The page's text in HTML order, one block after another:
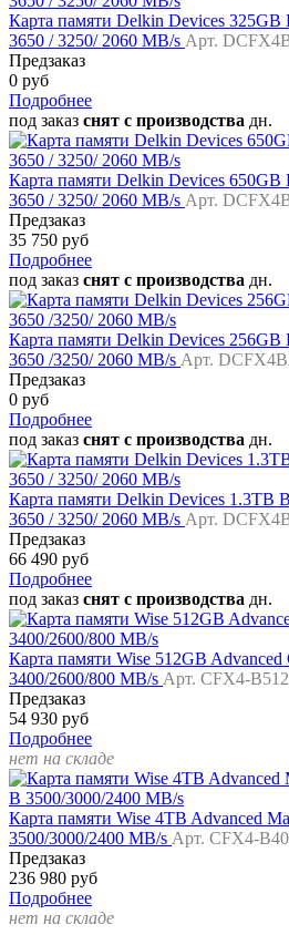
Карта памяти Delkin Devices
3650 / 3250/ 2060 MB/s Арт.
Предзаказ
0 руб
Подробнее
под заказ снят с производства дн.
Карта памяти Delkin Devices
3650 / 3250/ 2060 MB/s Арт.
Предзаказ
35 750 руб
Подробнее
под заказ снят с производства дн.
Карта памяти Delkin Devices
3650 /3250/ 2060 MB/s Арт.
Предзаказ
0 руб
Подробнее
под заказ снят с производства дн.
Карта памяти Delkin Devices 1.3TB
3650 / 3250/ 2060 MB/s Арт.
Предзаказ
66 490 руб
Подробнее
под заказ снят с производства дн.
Карта памяти Wise 512GB Advanced
3400/2600/800 MB/s Арт. CFX4-B512
Предзаказ
54 930 руб
Подробнее
нет на складе
Карта памяти Wise 4TB Advanced
3500/3000/2400 MB/s Арт. CFX4-
Предзаказ
236 980 руб
Подробнее
нет на складе